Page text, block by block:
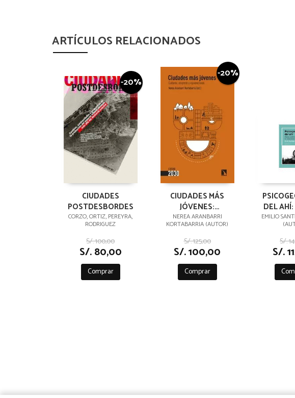
ARTÍCULOS RELACIONADOS
-20%
CIUDADES
POSTDESBORDES
CORZO, ORTIZ, PEREYRA,
RODRIGUEZ
S/. 100,00
S/. 80,00
Comprar
-20%
CIUDADES MÁS
JÓVENES:
CUIDANDO,
ATRAYENDO Y
REJUVENECIENDO
NEREA ARANBARRI
KORTABARRIA (AUTOR)
S/. 125,00
S/. 100,00
Comprar
DEL
LA
EMILIO
S/.
S/.